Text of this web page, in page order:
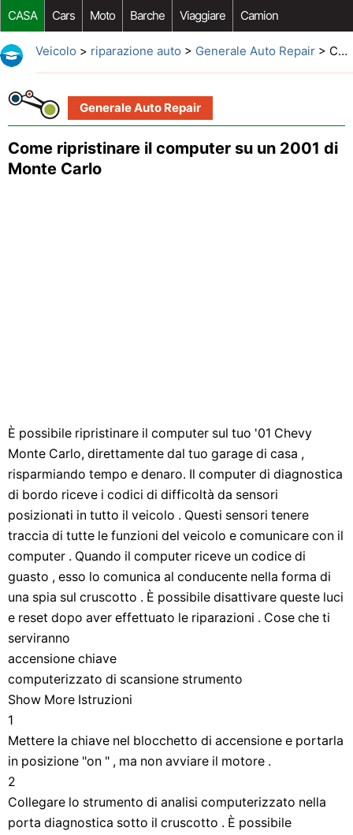
CASA Cars Moto Barche Viaggiare Camion
Riparazione Auto Acquisto Auto Car Opzioni Aftermarket
Veicolo > riparazione auto > Generale Auto Repair> Come ripristinare il computer su un 2001 di Monte Carlo
Generale Auto Repair
Come ripristinare il computer su un 2001 di
Monte Carlo
È possibile ripristinare il computer sul tuo '01 Chevy
Monte Carlo, direttamente dal tuo garage di casa ,
risparmiando tempo e denaro. Il computer di diagnostica
di bordo riceve i codici di difficoltà da sensori
posizionati in tutto il veicolo . Questi sensori tenere
traccia di tutte le funzioni del veicolo e comunicare con il
computer . Quando il computer riceve un codice di
guasto , esso lo comunica al conducente nella forma di
una spia sul cruscotto . È possibile disattivare queste luci
e reset dopo aver effettuato le riparazioni . Cose che ti
serviranno
accensione chiave
computerizzato di scansione strumento
Show More Istruzioni
1
Mettere la chiave nel blocchetto di accensione e portarla
in posizione "on " , ma non avviare il motore .
2
Collegare lo strumento di analisi computerizzato nella
porta diagnostica sotto il cruscotto . È possibile